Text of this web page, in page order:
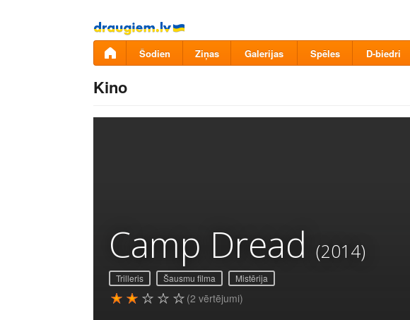
Pāriet
uz
saturu
Šodien Ziņas Galerijas Spēles D-biedri
Kino
Camp Dread (2014)
Trilleris Šausmu filma Mistērija
(2 vērtējumi)